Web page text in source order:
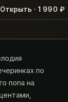
Открыть · 1 990 ₽
по
попа на